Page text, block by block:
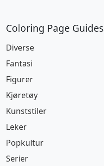
Coloring Page Guides
Diverse
Fantasi
Figurer
Kjøretøy
Kunststiler
Leker
Popkultur
Serier